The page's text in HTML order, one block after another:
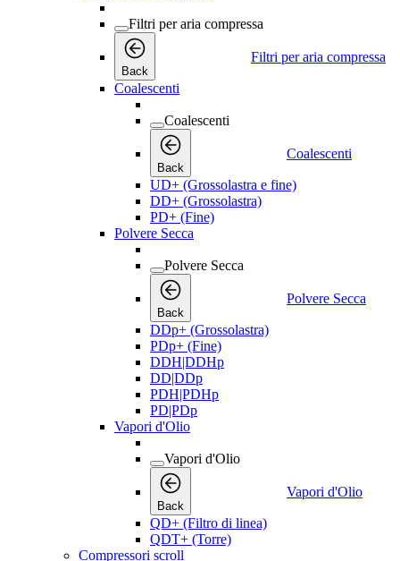
Filtri per aria compressa
Back
Filtri per aria compressa
Coalescenti
Coalescenti
Back
Coalescenti
UD+ (Grossolastra e fine)
DD+ (Grossolastra)
PD+ (Fine)
Polvere Secca
Polvere Secca
Back
Polvere Secca
DDp+ (Grossolastra)
PDp+ (Fine)
DDH|DDHp
DD|DDp
PDH|PDHp
PD|PDp
Vapori d'Olio
Vapori d'Olio
Back
Vapori d'Olio
QD+ (Filtro di linea)
QDT+ (Torre)
Compressori scroll